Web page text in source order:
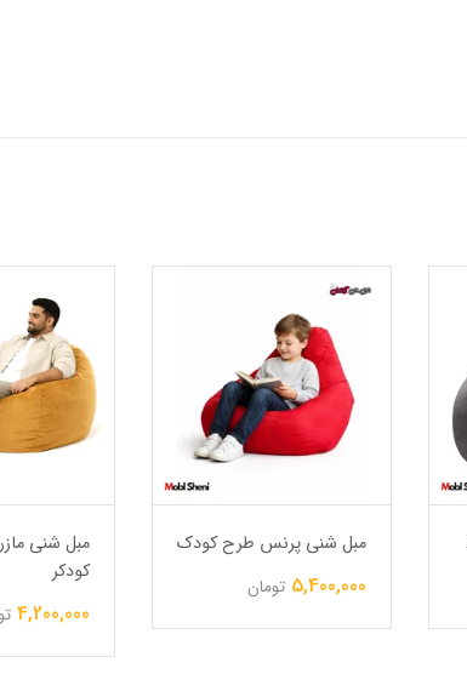
مبل شنی پرنس طرح کودک
5,400,000 تومان
مبل شنی
کودکر
4,200,000